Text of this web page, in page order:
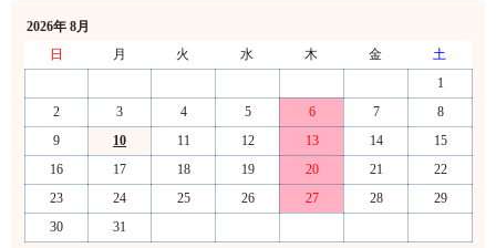
2026年 8月
日
月 火 水 木 金
土
1
2
3 4 5 6 7
8
9
10 11 12 13 14
15
16
17 18 19 20 21
22
23
24 25 26 27 28
29
30
31